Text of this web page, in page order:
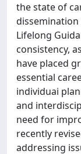
the state of
Lifelong
consistency,
have placed
essential
individuai
and
need for
recently
addressing